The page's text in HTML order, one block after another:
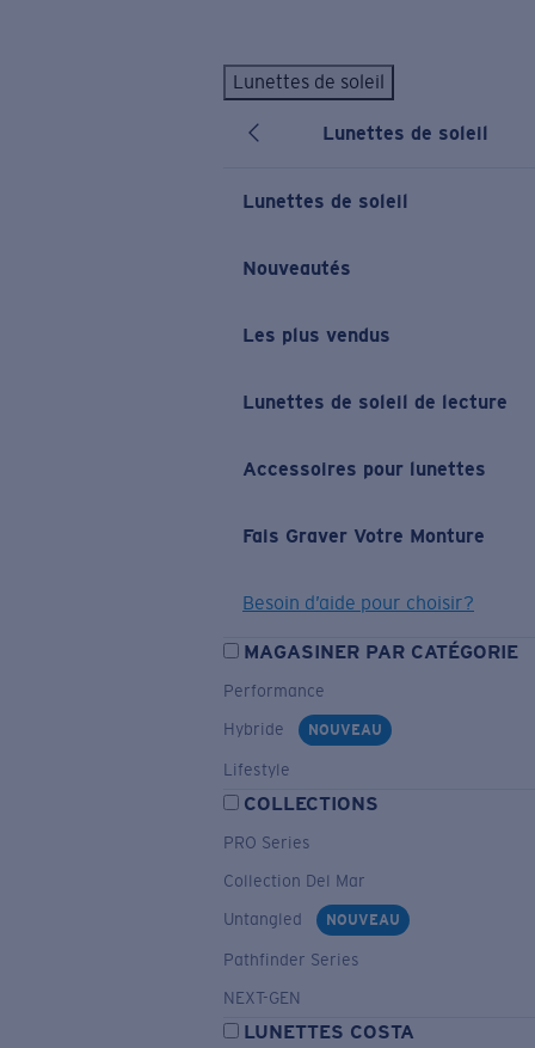
Lunettes de soleil
Lunettes de soleil
Lunettes de soleil
Nouveautés
Les plus vendus
Lunettes de soleil de lecture
Accessoires pour lunettes
Fais Graver Votre Monture
Besoin d’aide pour choisir?
MAGASINER PAR CATÉGORIE
Performance
Hybride
NOUVEAU
Lifestyle
COLLECTIONS
PRO Series
Collection Del Mar
Untangled
NOUVEAU
Pathfinder Series
NEXT-GEN
LUNETTES COSTA
LES PLUS RECHERCHÉS
Lunettes de soleil personnalisées Nouveau